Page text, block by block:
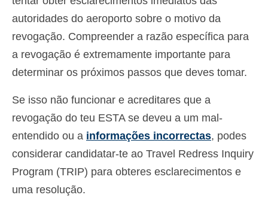
autoridades do aeroporto sobre o motivo da
revogação. Compreender a razão específica para
a revogação é extremamente importante para
determinar os próximos passos que deves tomar.
Se isso não funcionar e acreditares que a
revogação do teu ESTA se deveu a um mal-
entendido ou a informações incorrectas, podes
considerar candidatar-te ao Travel Redress Inquiry
Program (TRIP) para obteres esclarecimentos e
uma resolução.